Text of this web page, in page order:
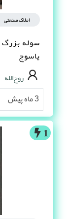
املاک صنعتی
سوله بزرگ
یاسوج
روح‌الله
3 ماه پیش
1